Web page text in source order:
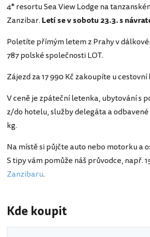
4* resortu Sea View Lodge na
Zanzibar. Letí se v sobotu 23.3. s
Poletíte přímým letem z Prahy v
787 polské společnosti LOT.
Zájezd za 17 990 Kč zakoupíte u
V ceně je zpáteční letenka, ubytování s
z/do hotelu, služby delegáta a odbavené
kg.
Na místě si půjčte auto nebo motorku a
S tipy vám pomůže náš průvodce, např.
Zanzibaru.
Kde koupit